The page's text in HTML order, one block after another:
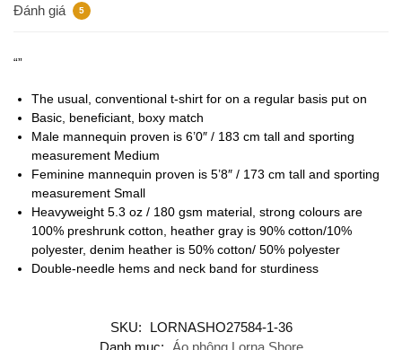
Đánh giá 5
“”
The usual, conventional t-shirt for on a regular basis put on
Basic, beneficiant, boxy match
Male mannequin proven is 6’0″ / 183 cm tall and sporting
measurement Medium
Feminine mannequin proven is 5’8″ / 173 cm tall and sporting
measurement Small
Heavyweight 5.3 oz / 180 gsm material, strong colours are
100% preshrunk cotton, heather gray is 90% cotton/10%
polyester, denim heather is 50% cotton/ 50% polyester
Double-needle hems and neck band for sturdiness
SKU:
LORNASHO27584-1-36
Danh mục: Áo phông Lorna Shore